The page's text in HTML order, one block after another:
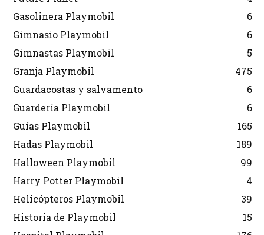
Gasolinera Playmobil
6
Gimnasio Playmobil
6
Gimnastas Playmobil
5
Granja Playmobil
475
Guardacostas y salvamento
6
Guardería Playmobil
6
Guías Playmobil
165
Hadas Playmobil
189
Halloween Playmobil
99
Harry Potter Playmobil
4
Helicópteros Playmobil
39
Historia de Playmobil
15